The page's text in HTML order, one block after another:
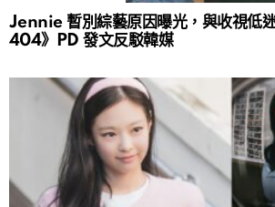
Jennie 暫別綜藝原因曝光，與收視低
404》PD 發文反駁韓媒